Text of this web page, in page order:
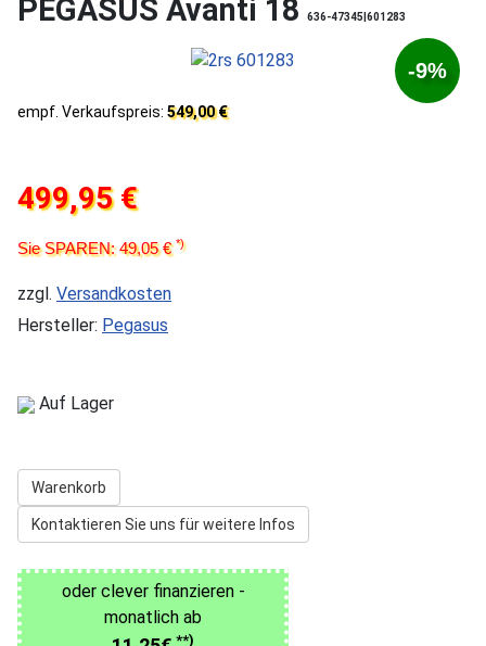
PEGASUS Avanti 18 636-47345|601283
-9%
empf. Verkaufspreis: 549,00 €
499,95 €
Sie SPAREN: 49,05 €*)
zzgl. Versandkosten
Hersteller: Pegasus
Auf Lager
Warenkorb
Kontaktieren Sie uns für weitere Infos
oder clever finanzieren -
monatlich ab
**)